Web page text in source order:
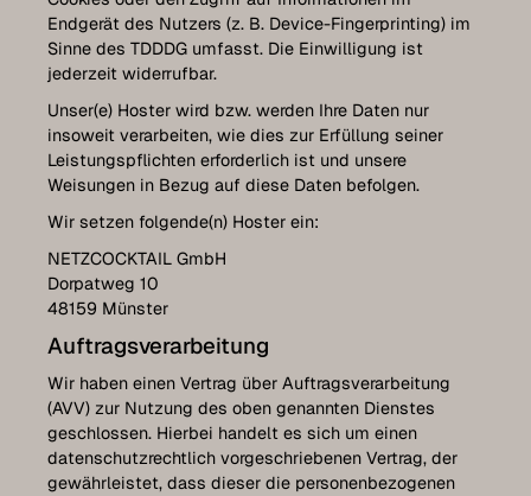
Endgerät des Nutzers (z. B. Device-Fingerprinting) im
Sinne des TDDDG umfasst. Die Einwilligung ist
jederzeit widerrufbar.
Unser(e) Hoster wird bzw. werden Ihre Daten nur
insoweit verarbeiten, wie dies zur Erfüllung seiner
Leistungspflichten erforderlich ist und unsere
Weisungen in Bezug auf diese Daten befolgen.
Wir setzen folgende(n) Hoster ein:
NETZCOCKTAIL GmbH
Dorpatweg 10
48159 Münster
Auftragsverarbeitung
Wir haben einen Vertrag über Auftragsverarbeitung
(AVV) zur Nutzung des oben genannten Dienstes
geschlossen. Hierbei handelt es sich um einen
datenschutzrechtlich vorgeschriebenen Vertrag, der
gewährleistet, dass dieser die personenbezogenen